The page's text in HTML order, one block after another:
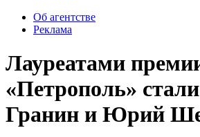
Об агентстве
Реклама
Лауреатами
«Петрополь»
Гранин и Юрий